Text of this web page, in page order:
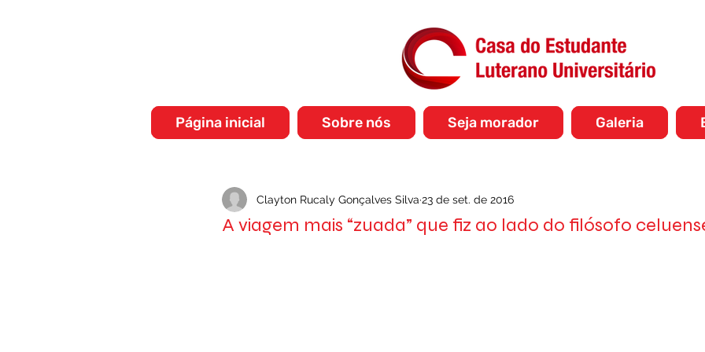
Página inicial Sobre nós Seja morador Galeria
A viagem mais “zuada” que fiz ao lado do filósofo
Clayton Rucaly Gonçalves Silva 23 de set. de 2016